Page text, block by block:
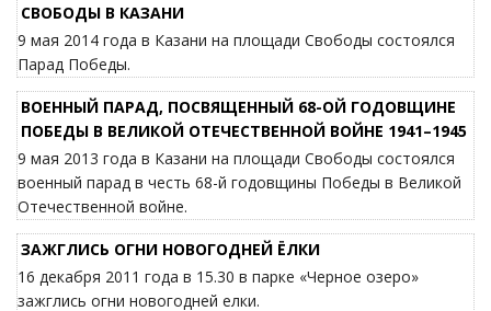
СВОБОДЫ В КАЗАНИ
9 мая 2014 года в Казани на площади Свободы состоялся
Парад Победы.
ВОЕННЫЙ ПАРАД, ПОСВЯЩЕННЫЙ 68-ОЙ ГОДОВЩИНЕ
ПОБЕДЫ В ВЕЛИКОЙ ОТЕЧЕСТВЕННОЙ ВОЙНЕ 1941–1945
9 мая 2013 года в Казани на площади Свободы состоялся
военный парад в честь 68-й годовщины Победы в Великой
Отечественной войне.
ЗАЖГЛИСЬ ОГНИ НОВОГОДНЕЙ ЁЛКИ
16 декабря 2011 года в 15.30 в парке «Черное озеро»
зажглись огни новогодней елки.